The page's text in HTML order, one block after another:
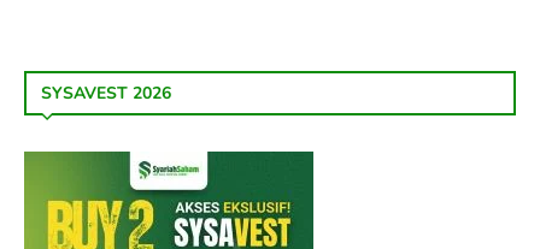
SYSAVEST 2026